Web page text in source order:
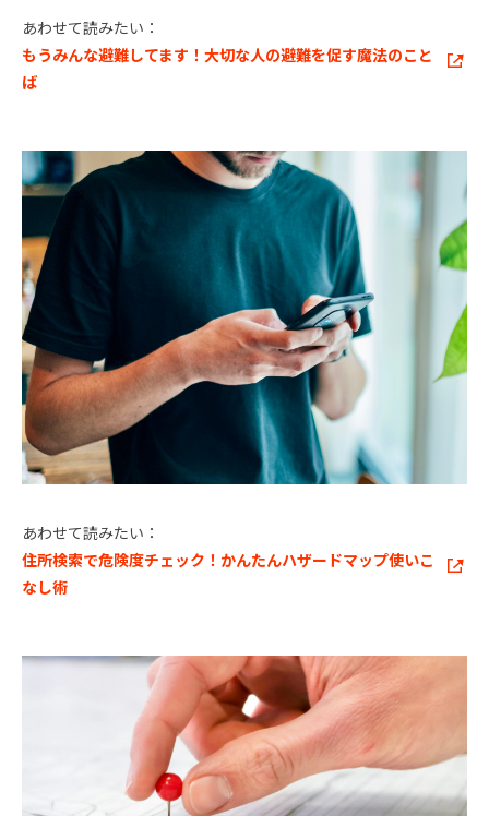
あわせて読みたい：
もうみんな避難してます！大切な人の避難を促す魔法のこと
ば
あわせて読みたい：
住所検索で危険度チェック！かんたんハザードマップ使いこ
なし術